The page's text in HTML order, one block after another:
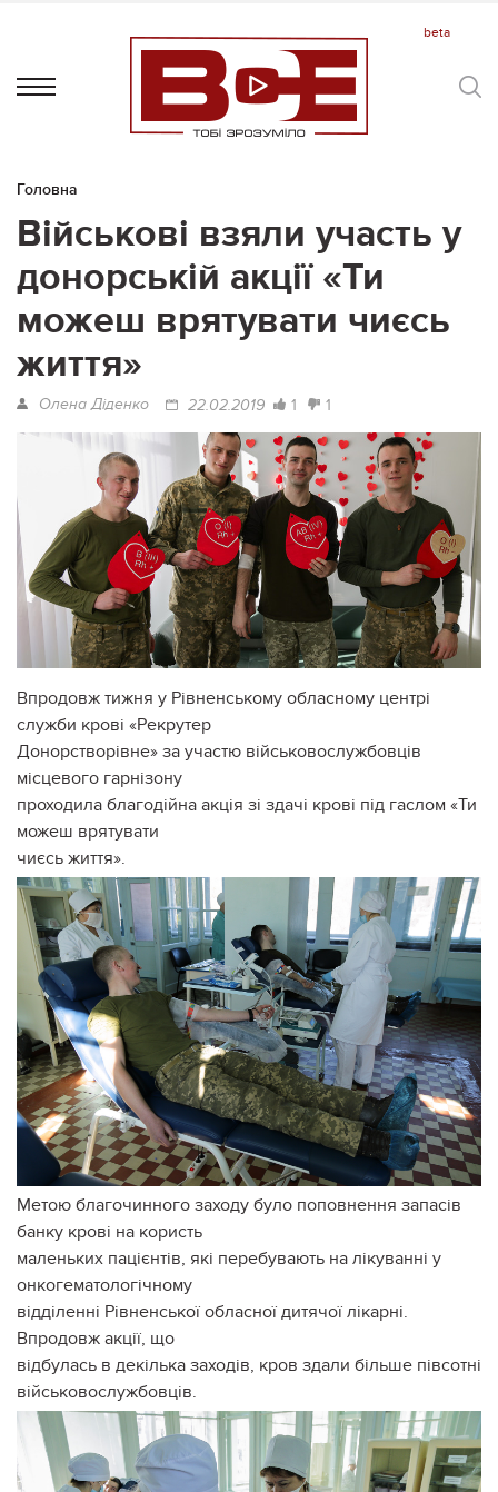
Головна
Військові взяли участь у
донорській акції «Ти
можеш врятувати чиєсь
життя»
Олена Діденко 22.02.2019 1 1
Впродовж тижня у Рівненському обласному центрі
служби крові «Рекрутер
Донорстворівне» за участю військовослужбовців
місцевого гарнізону
проходила благодійна акція зі здачі крові під гаслом «Ти
можеш врятувати
чиєсь життя».
Метою благочинного заходу було поповнення запасів
банку крові на користь
маленьких пацієнтів, які перебувають на лікуванні у
онкогематологічному
відділенні Рівненської обласної дитячої лікарні.
Впродовж акції, що
відбулась в декілька заходів, кров здали більше півсотні
військовослужбовців.